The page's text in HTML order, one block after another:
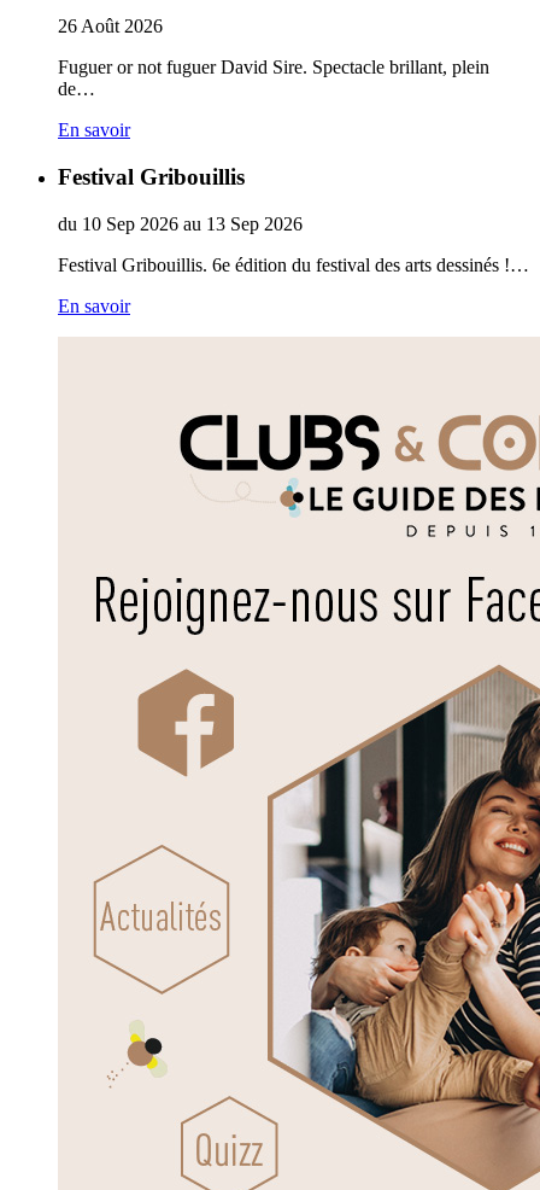
26 Août 2026
Fuguer or not fuguer David Sire. Spectacle brillant, plein
de…
En savoir
Festival Gribouillis
du 10 Sep 2026 au 13 Sep 2026
Festival Gribouillis. 6e édition du festival des arts dessinés !…
En savoir